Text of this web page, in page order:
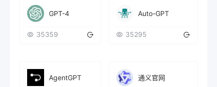
GPT-4
35359
Auto-GPT
35295
AgentGPT 通义官网